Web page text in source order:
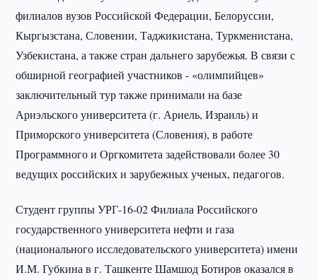
филиалов вузов Российской Федерации, Белоруссии,
Кыргызстана, Словении, Таджикистана, Туркменистана,
Узбекистана, а также стран дальнего зарубежья. В связи с
обширной географией участников - «олимпийцев»
заключительный тур также принимали на базе
Ариэльского университета (г. Ариель, Израиль) и
Приморского университета (Словения), в работе
Программного и Оргкомитета задействовали более 30
ведущих российских и зарубежных ученых, педагогов.
Студент группы УРГ-16-02 Филиала Российского
государственного университета нефти и газа
(национального исследовательского университета) имени
И.М. Губкина в г. Ташкенте Шамшод Ботиров оказался в